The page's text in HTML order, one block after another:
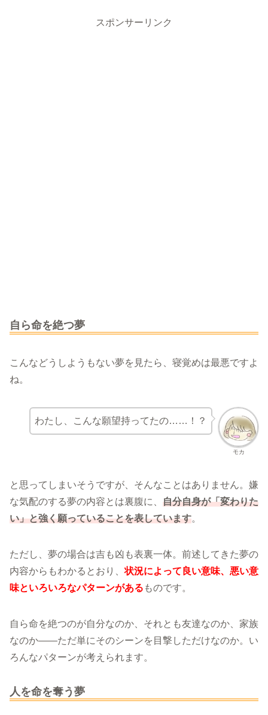
スポンサーリンク
自ら命を絶つ夢
こんなどうしようもない夢を見たら、寝覚めは最悪ですよ
ね。
モカ
わたし、こんな願望持ってたの……！？
と思ってしまいそうですが、そんなことはありません。嫌
な気配のする夢の内容とは裏腹に、 自分自身が「変わりた
い」と強く願っていることを表しています。
ただし、夢の場合は吉も凶も表裏一体。前述してきた夢の
内容からもわかるとおり、状況によって良い意味、悪い意
味といろいろなパターンがある ものです。
自ら命を絶つのが自分なのか、それとも友達なのか、家族
なのか――ただ単にそのシーンを目撃しただけなのか。い
ろんなパターンが考えられます。
人を命を奪う夢